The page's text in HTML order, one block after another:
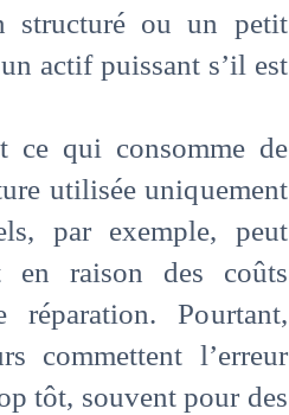
structuré ou un petit
actif puissant s’il est
ce qui consomme de
utilisée uniquement
par exemple, peut
en raison des coûts
réparation. Pourtant,
commettent l’erreur
tôt, souvent pour des